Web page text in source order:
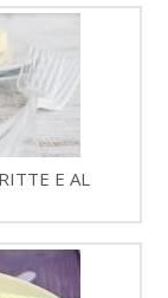
E AL